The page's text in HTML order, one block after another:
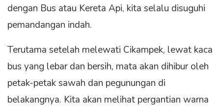
dengan Bus atau Kereta Api, kita selalu disuguhi
pemandangan indah.
Terutama setelah melewati Cikampek, lewat kaca
bus yang lebar dan bersih, mata akan dihibur oleh
petak-petak sawah dan pegunungan di
belakangnya. Kita akan melihat pergantian warna